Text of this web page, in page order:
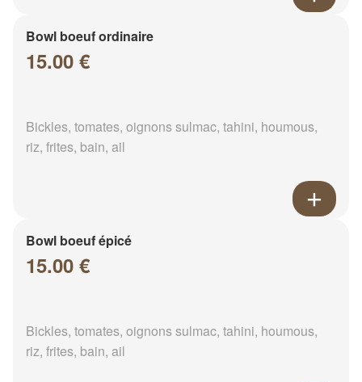
Bowl boeuf ordinaire
15.00 €
Bickles, tomates, oignons sulmac, tahini, houmous,
riz, frites, bain, ail
Bowl boeuf épicé
15.00 €
Bickles, tomates, oignons sulmac, tahini, houmous,
riz, frites, bain, ail